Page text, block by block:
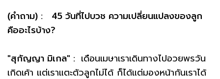
(คำถาม) : 45 วันที่ไปบวช ความเปลี่ยนแปลงของลูก
คืออะไรบ้าง?
"สุกัญญา มิเกล" : เดือนเมษาเราเดินทางไปอวยพรวัน
เกิดเค้า แต่เราแตะตัวลูกไม่ได้ ก็ได้แต่มองหน้ากันเราได้